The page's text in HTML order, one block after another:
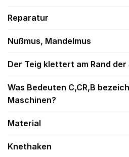
Reparatur
Nußmus, Mandelmus
Der Teig klettert am Rand der
Was Bedeuten C,CR,B
Maschinen?
Material
Knethaken